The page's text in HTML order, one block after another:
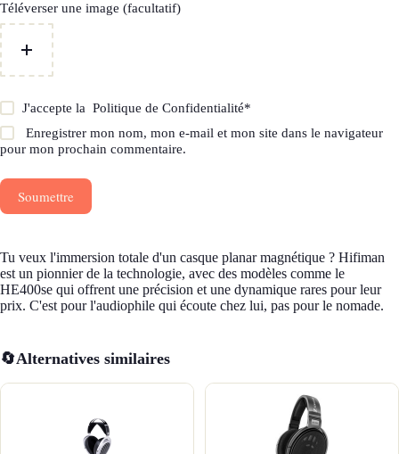
Téléverser une image (facultatif)
J'accepte laPolitique de Confidentialité*
Enregistrer mon nom, mon e-mail et mon site dans le navigateur
pour mon prochain commentaire.
Soumettre
Tu veux l'immersion totale d'un casque planar magnétique ? Hifiman
est un pionnier de la technologie, avec des modèles comme le
HE400se qui offrent une précision et une dynamique rares pour leur
prix. C'est pour l'audiophile qui écoute chez lui, pas pour le nomade.
🔄Alternatives similaires